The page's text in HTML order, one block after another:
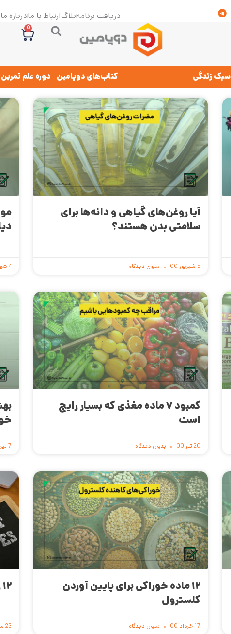
دریافت برنامهبلاگارتباط با مادرباره ما
0
سبک زندگی کتاب‌های دوپامین دوره علم تمرین
آیا روغن‌های گیاهی و دانه‌ها برای
سلامتی بدن هستند؟
5 شهریور 00 بدون دیدگاه 4 شهریور 00
کمبود ۷ ماده مغذی که بسیار رایج
است
20 تیر 00 بدون دیدگاه 7 تیر 00
۱۲ ماده خوراکی برای پایین آوردن
کلسترول
17 خرداد 00 بدون دیدگاه
۱۲ روش برای پیشگیری از دیابت
23 مهر 99